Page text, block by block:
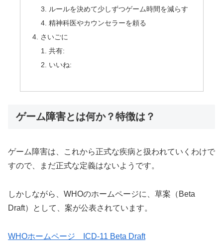
ルールを決めて少しずつゲーム時間を減らす
精神科医やカウンセラーを頼る
さいごに
共有:
いいね:
ゲーム障害とは何か？特徴は？
ゲーム障害は、これから正式な疾病と扱われていくわけで
すので、まだ正式な定義はないようです。
しかしながら、WHOのホームページに、草案（Beta
Draft）として、案が公表されています。
WHOホームページ ICD-11 Beta Draft